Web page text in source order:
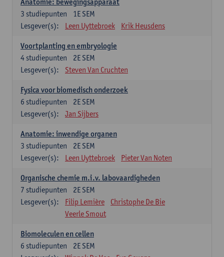
1E SEM
3 studiepunten
Lesgever(s):
Leen Uyttebroek Krik Heusdens
Voortplanting en embryologie
2E SEM
4studiepunten
Lesgever(s):
Steven Van Cruchten
Fysica voor biomedisch onderzoek
2E SEM
6 studiepunten
Lesgever(s):
Jan Sijbers
Anatomie: inwendige organen
2E SEM
3 studiepunten
Lesgever(s):
Leen Uyttebroek Pieter Van Noten
Organische chemie m.i.v. labovaardigheden
2E SEM
7 studiepunten
Lesgever(s):
Filip Lemière
Christophe De Bie
Veerle Smout
Biomoleculen en cellen
2E SEM
6 studiepunten